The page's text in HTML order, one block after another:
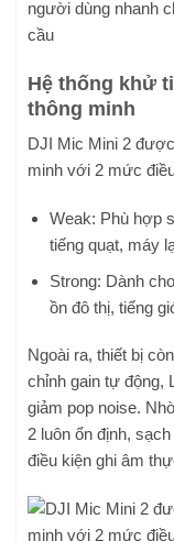
Hệ thống khử
thông minh
DJI Mic Mini 2
minh với 2 mức
Weak: Phù hợp
tiếng quạt, máy
Strong: Dành
ồn đô thị, tiếng
Ngoài ra, thiết bị
chỉnh gain tự động,
giảm pop noise.
2 luôn ổn định,
điều kiện ghi âm